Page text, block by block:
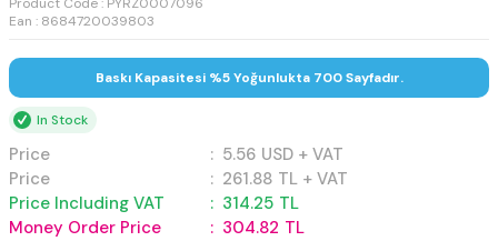
Ean : 8684720039803
Baskı Kapasitesi %5 Yoğunlukta 700 Sayfadır.
In Stock
Price : 5.56 USD + VAT
Price
: 261.88 TL + VAT
Price Including VAT
: 314.25 TL
Money Order Price
: 304.82 TL